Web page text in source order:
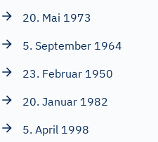
20. Mai 1973
5. September 1964
23. Februar 1950
20. Januar 1982
5. April 1998